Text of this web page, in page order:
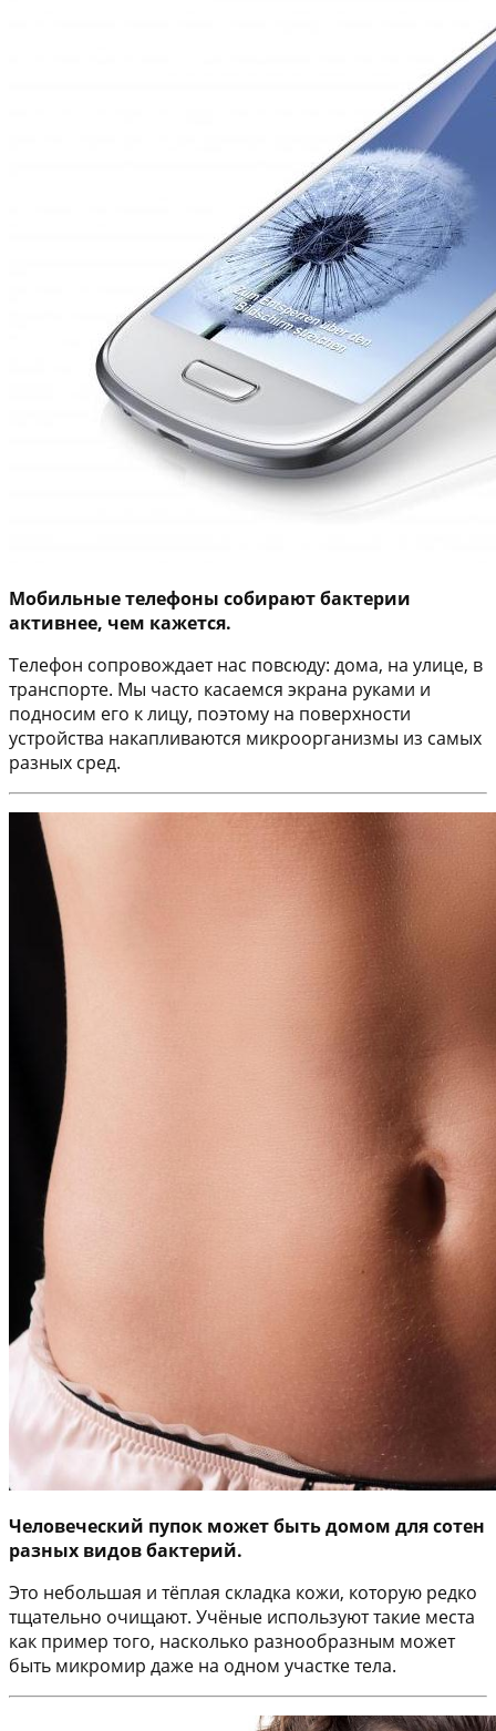
Мобильные телефоны собирают бактерии
активнее, чем кажется.
Телефон сопровождает нас повсюду: дома, на улице, в
транспорте. Мы часто касаемся экрана руками и
подносим его к лицу, поэтому на поверхности
устройства накапливаются микроорганизмы из самых
разных сред.
Человеческий пупок может быть домом для сотен
разных видов бактерий.
Это небольшая и тёплая складка кожи, которую редко
тщательно очищают. Учёные используют такие места
как пример того, насколько разнообразным может
быть микромир даже на одном участке тела.